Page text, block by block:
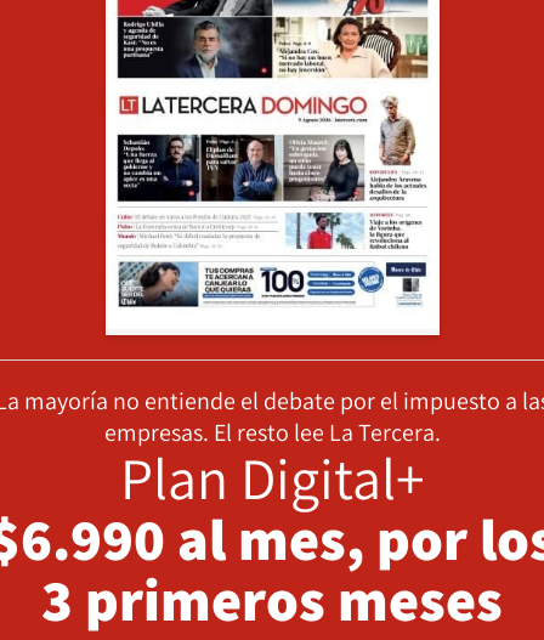
mayoría no entiende el debate por el impuesto a
empresas. El resto lee La Tercera.
Plan Digital+
al mes, por
3 primeros meses